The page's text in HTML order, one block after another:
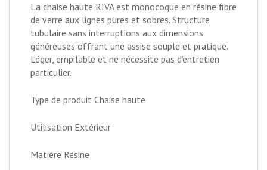
La chaise haute RIVA est monocoque en résine fibre
de verre aux lignes pures et sobres. Structure
tubulaire sans interruptions aux dimensions
généreuses offrant une assise souple et pratique.
Léger, empilable et ne nécessite pas d’entretien
particulier.
Type de produit Chaise haute
Utilisation Extérieur
Matière Résine